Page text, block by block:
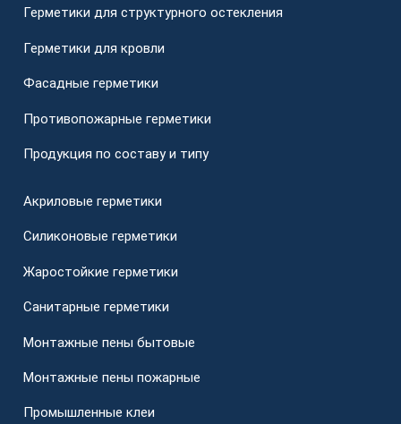
Герметики для структурного остекления
Герметики для кровли
Фасадные герметики
Противопожарные герметики
Продукция по составу и типу
Акриловые герметики
Силиконовые герметики
Жаростойкие герметики
Санитарные герметики
Монтажные пены бытовые
Монтажные пены пожарные
Промышленные клеи